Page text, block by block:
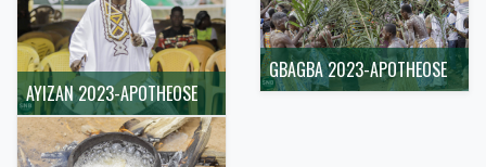
AYIZAN 2023-APOTHEOSE
GBAGBA 2023-APOTHEOSE